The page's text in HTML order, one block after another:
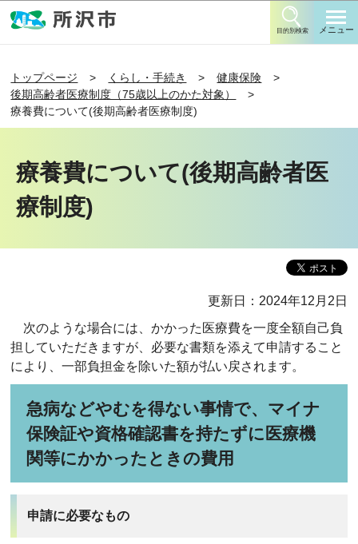
目的別検索 メニュー
トップページ くらし・手続き
健康保険
後期高齢者医療制度（75歳以上のかた対象）
療養費について(後期高齢者医療制度)
療養費について(後期高齢者医
療制度)
更新日：2024年12月2日
次のような場合には、かかった医療費を一度全額自己負
担していただきますが、必要な書類を添えて申請すること
により、一部負担金を除いた額が払い戻されます。
急病などやむを得ない事情で、マイナ
保険証や資格確認書を持たずに医療機
関等にかかったときの費用
申請に必要なもの